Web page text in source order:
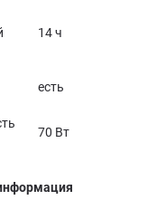
14 ч
есть
70 Вт